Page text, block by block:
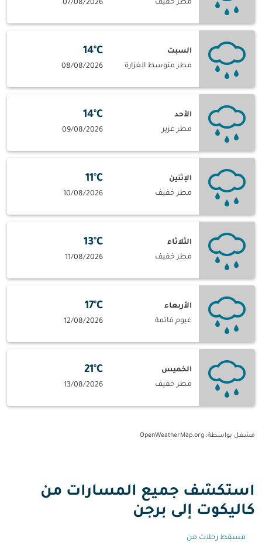
مطر خفيف 07/08/2026
السبت
مطر متوسط الغزارة
14°C
08/08/2026
الأحد
مطر غزير
14°C
09/08/2026
الإثنين
مطر خفيف
11°C
10/08/2026
الثلاثاء
مطر خفيف
13°C
11/08/2026
الأربعاء
غيوم قاتمة
17°C
12/08/2026
الخميس
مطر خفيف
21°C
13/08/2026
مشغل بواسطة: OpenWeatherMap.org
استكشف جميع المسارات من
كاليكوت إلى برجن
مسقط رحلات من